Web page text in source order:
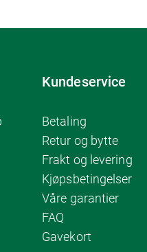
Kundeservice
Betaling
Retur og bytte
Frakt og levering
Kjøpsbetingelser
Våre garantier
FAQ
Gavekort